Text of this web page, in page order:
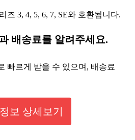
즈 3, 4, 5, 6, 7, SE와 호환됩니다.
배송료를 알려주세요.
빠르게 받을 수 있으며, 배송료
보 상세보기